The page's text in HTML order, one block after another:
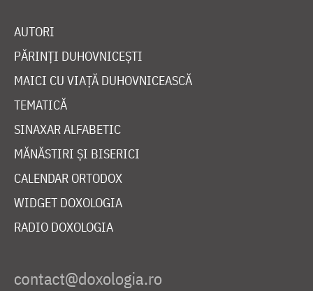
AUTORI
PĂRINȚI DUHOVNICEȘTI
MAICI CU VIAȚĂ DUHOVNICEASCĂ
TEMATICĂ
SINAXAR ALFABETIC
MĂNĂSTIRI ȘI BISERICI
CALENDAR ORTODOX
WIDGET DOXOLOGIA
RADIO DOXOLOGIA